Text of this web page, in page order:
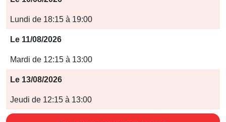
Jours
Horaires
Lundi de 18:15 à 19:00
Le 11/08/2026
Mardi de 12:15 à 13:00
Le 13/08/2026
Jeudi de 12:15 à 13:00